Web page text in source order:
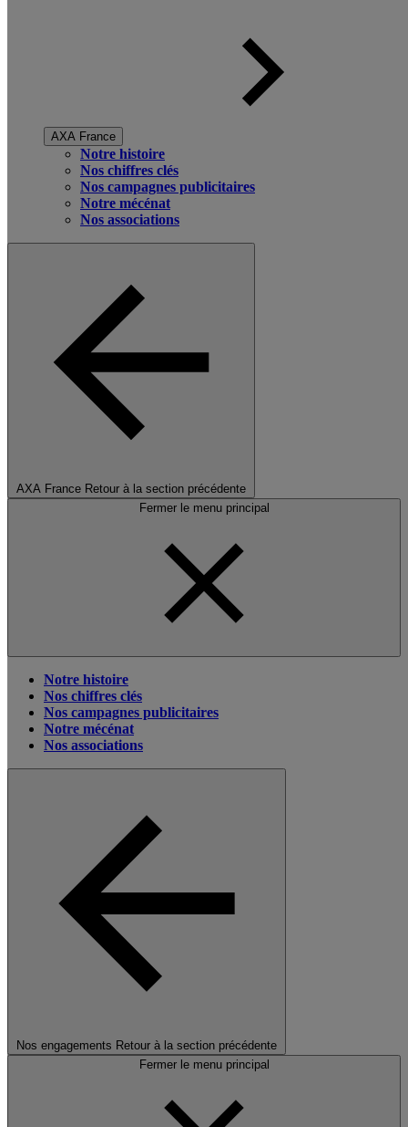
AXA France
Notre histoire
Nos chiffres clés
Nos campagnes publicitaires
Notre mécénat
Nos associations
AXA France Retour à la section précédente
Fermer le menu principal
Notre histoire
Nos chiffres clés
Nos campagnes publicitaires
Notre mécénat
Nos associations
Nos engagements Retour à la section précédente
Fermer le menu principal